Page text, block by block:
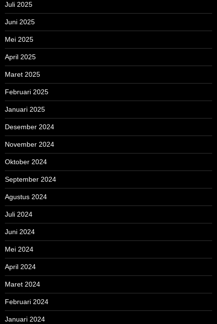
Juli 2025
Juni 2025
Mei 2025
April 2025
Maret 2025
Februari 2025
Januari 2025
Desember 2024
November 2024
Oktober 2024
September 2024
Agustus 2024
Juli 2024
Juni 2024
Mei 2024
April 2024
Maret 2024
Februari 2024
Januari 2024